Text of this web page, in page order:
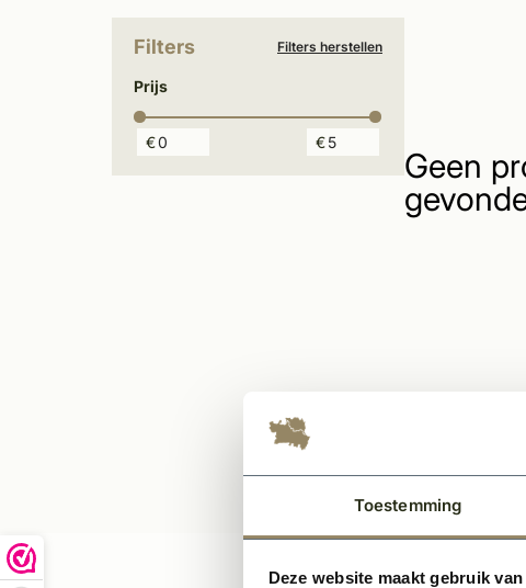
Toestemming
Deze website maakt gebruik
Filters Filters herstellen
Prijs
€ €
Geen